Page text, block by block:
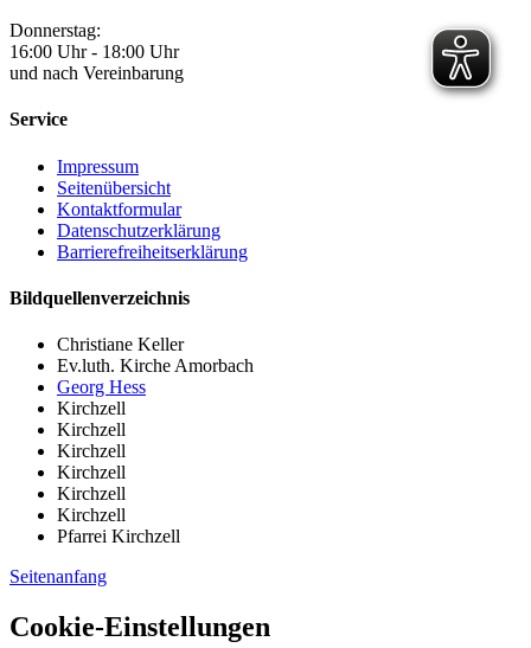
Donnerstag:
16:00 Uhr - 18:00 Uhr
und nach Vereinbarung
Service
Impressum
Seitenübersicht
Kontaktformular
Datenschutzerklärung
Barrierefreiheitserklärung
Bildquellenverzeichnis
Christiane Keller
Ev.luth. Kirche Amorbach
Georg Hess
Kirchzell
Kirchzell
Kirchzell
Kirchzell
Kirchzell
Kirchzell
Pfarrei Kirchzell
Seitenanfang
Cookie-Einstellungen